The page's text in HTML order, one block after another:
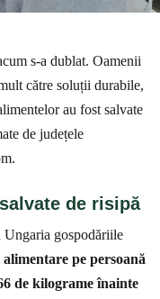
s-a dublat. Oamenii
către soluții durabile,
au fost salvate
de județele
de risipă
gospodăriile
pe persoană
de kilograme înainte